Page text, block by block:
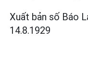
Xuất bản số Báo
14.8.1929